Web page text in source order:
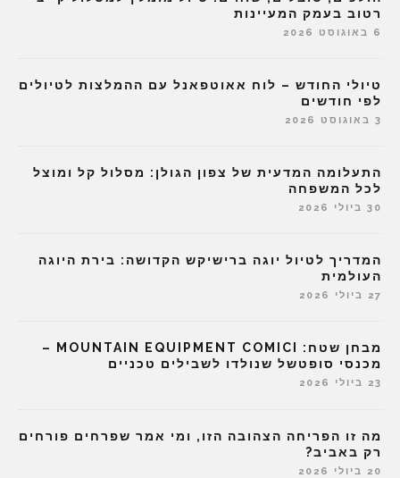
רטוב בעמק המעיינות
6 באוגוסט 2026
טיולי החודש – לוח אאוטפאנל עם ההמלצות לטיולים
לפי חודשים
3 באוגוסט 2026
התעלומה המדעית של צפון הגולן: מסלול קל ומוצל
לכל המשפחה
30 ביולי 2026
המדריך לטיול יוגה ברישיקש הקדושה: בירת היוגה
העולמית
27 ביולי 2026
מבחן שטח: MOUNTAIN EQUIPMENT COMICI –
מכנסי סופטשל שנולדו לשבילים טכניים
23 ביולי 2026
מה זו הפריחה הצהובה הזו, ומי אמר שפרחים פורחים
רק באביב?
20 ביולי 2026